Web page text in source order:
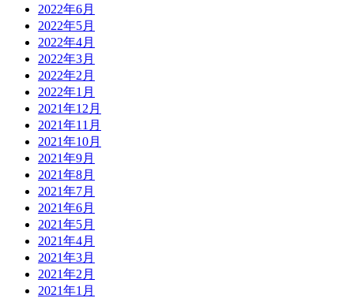
2022年6月
2022年5月
2022年4月
2022年3月
2022年2月
2022年1月
2021年12月
2021年11月
2021年10月
2021年9月
2021年8月
2021年7月
2021年6月
2021年5月
2021年4月
2021年3月
2021年2月
2021年1月